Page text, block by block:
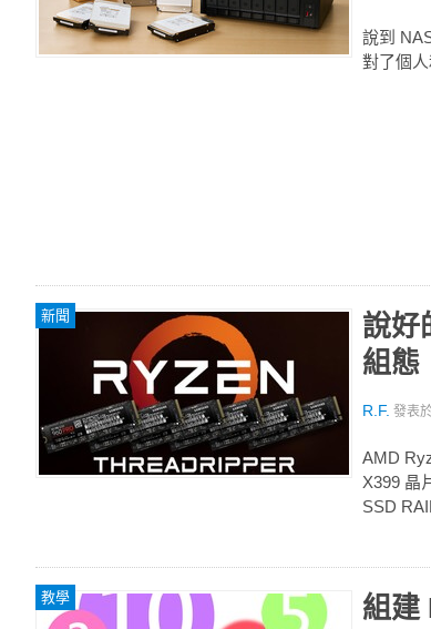
說到
對了個
新聞
說好
組態
R.F. 發表
AMD
X399 晶
SSD
教學 組建